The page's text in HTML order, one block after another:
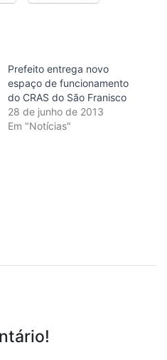
Prefeito entrega novo
espaço de funcionamento
do CRAS do São Franisco
28 de junho de 2013
Em "Notícias"